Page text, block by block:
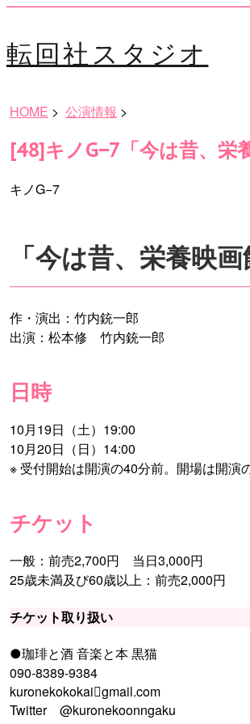
転回社スタジオ
HOME > 公演情報 >
[48]キノG−7「今は昔、栄
キノG−7
「今は昔、栄養映画
作・演出：竹内銃一郎
出演：松本修 竹内銃一郎
日時
10月19日（土）19:00
10月20日（日）14:00
※ 受付開始は開演の40分前。開場は開演
チケット
一般：前売2,700円 当日3,000円
25歳未満及び60歳以上：前売2,000円
チケット取り扱い
●珈琲と酒 音楽と本 黒猫
090-8389-9384
kuronekokokaigmail.com
Twitter @kuronekoonngaku